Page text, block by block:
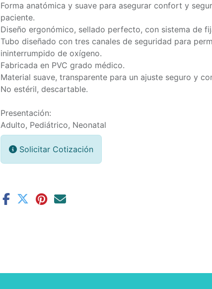
Forma anatómica y suave para asegurar confort y
paciente.
Diseño ergonómico, sellado perfecto, con sistema de
Tubo diseñado con tres canales de seguridad para
ininterrumpido de oxígeno.
Fabricada en PVC grado médico.
Material suave, transparente para un ajuste seguro y
No estéril, descartable.
Presentación:
Adulto, Pediátrico, Neonatal
Solicitar Cotización